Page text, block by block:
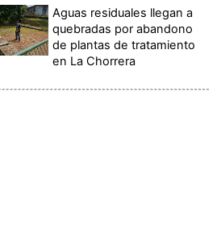
Aguas residuales llegan a
quebradas por abandono
de plantas de tratamiento
en La Chorrera